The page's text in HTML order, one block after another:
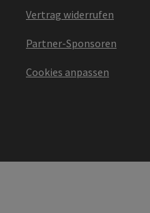
Vertrag widerrufen
Partner-Sponsoren
Cookies anpassen